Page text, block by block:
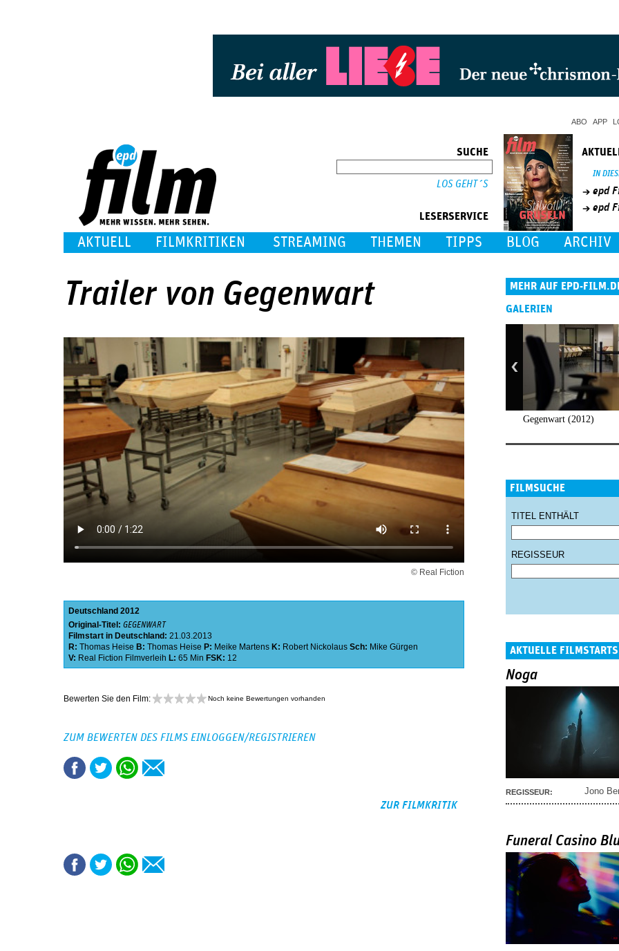
ABO APP
SUCHE
LESERSERVICE
IN
epd
epd
AKTUELL FILMKRITIKEN STREAMING THEMEN TIPPS BLOG ARCHIV
Trailer von Gegenwart
© Real Fiction
Deutschland 2012
Original-Titel: GEGENWART
Filmstart in Deutschland: 21.03.2013
R: Thomas Heise B: Thomas Heise P: Meike Martens K: Robert Nickolaus Sch: Mike Gürgen
V: Real Fiction Filmverleih L: 65 Min FSK: 12
Bewerten Sie den Film: Noch keine Bewertungen vorhanden
ZUM BEWERTEN DES FILMS EINLOGGEN/REGISTRIEREN
ZUR FILMKRITIK
MEHR AUF EPD-
GALERIEN
Gegenwart (2012)
FILMSUCHE
TITEL ENTHÄLT
REGISSEUR
AKTUELLE FILMSTARTS
Noga
REGISSEUR: Jono
Funeral Casino